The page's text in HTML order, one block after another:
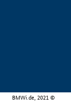
BMWi.de, 2021 ©